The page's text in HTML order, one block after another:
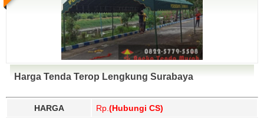
Harga Tenda Terop Lengkung Surabaya
HARGA Rp. (Hubungi CS)